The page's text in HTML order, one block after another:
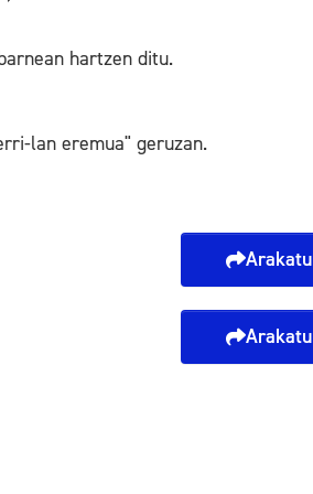
hartzen ditu.
lan eremua" geruzan.
Arakatu
Arakatu